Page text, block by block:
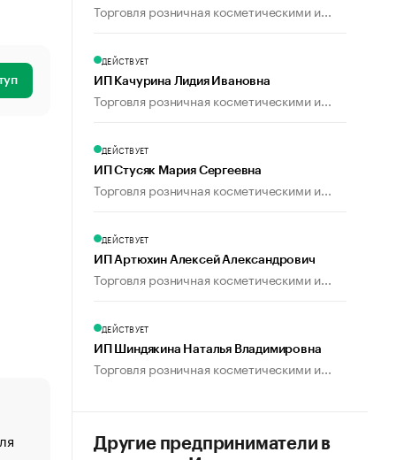
«От спорта тело стареет иначе». Как живет глава
Торговля розничная косметическими и...
ДЕЙСТВУЕТ
ИП Качурина Лидия Ивановна
Торговля розничная косметическими и...
ДЕЙСТВУЕТ
ИП Стусяк Мария Сергеевна
Торговля розничная косметическими и...
ДЕЙСТВУЕТ
ИП Артюхин Алексей Александрович
Торговля розничная косметическими и...
ДЕЙСТВУЕТ
ИП Шиндякина Наталья Владимировна
Торговля розничная косметическими и...
Другие предприниматели в